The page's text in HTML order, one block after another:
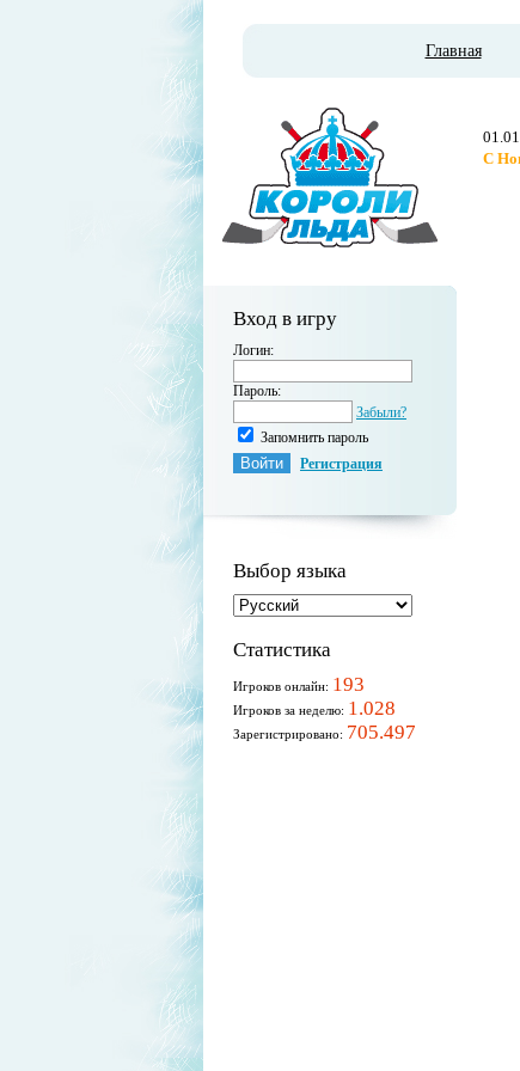
Главная
Вход в игру
Логин:
Пароль:
Забыли?
Запомнить пароль
Регистрация
Выбор языка
Статистика
Игроков онлайн: 193
Игроков за неделю: 1.028
Зарегистрировано: 705.497
С